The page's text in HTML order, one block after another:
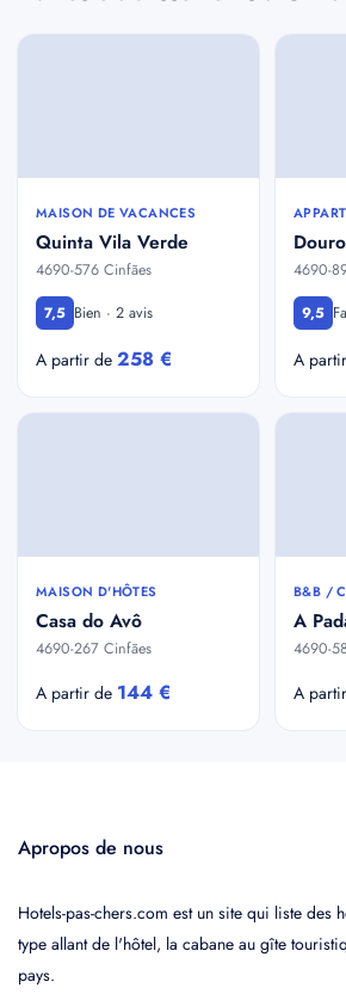
MAISON DE VACANCES
Quinta Vila Verde
4690-576 Cinfães
7,5 Bien · 2 avis
A partir de 258 €
4690-
9,5
A
MAISON D'HÔTES
Casa do Avô
4690-267 Cinfães
A partir de 144 €
B&B /
A
4690-
A
Apropos de nous
Hotels-pas-chers.com est un site qui liste des
type allant de l'hôtel, la cabane au gîte
pays.